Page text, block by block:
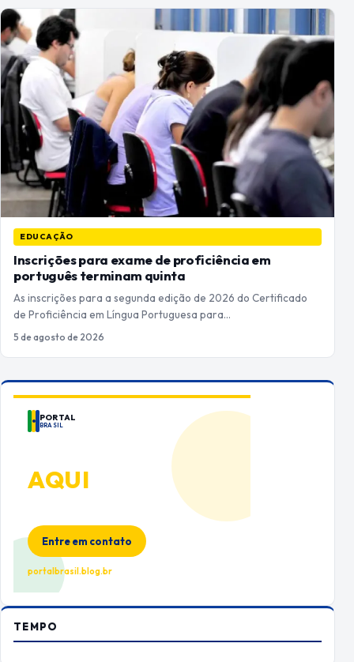
EDUCAÇÃO
Inscrições para exame de proficiência em
português terminam quinta
As inscrições para a segunda edição de 2026 do Certificado
de Proficiência em Língua Portuguesa para…
5 de agosto de 2026
PORTAL
BRASIL
AQUI
Entre em contato
portalbrasil.blog.br
TEMPO